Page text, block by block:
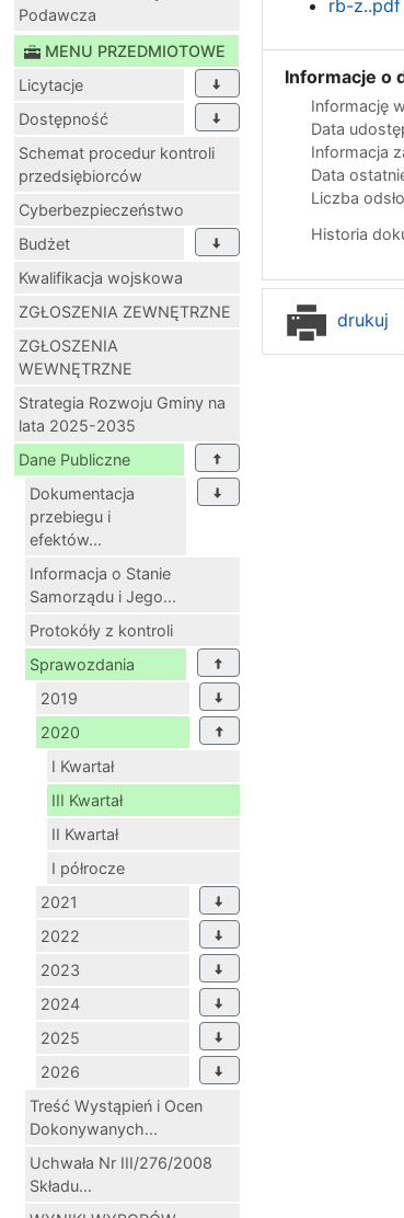
Podawcza
MENU PRZEDMIOTOWE
Licytacje
Dostępność
Schemat procedur kontroli
przedsiębiorców
Cyberbezpieczeństwo
Budżet
Kwalifikacja wojskowa
ZGŁOSZENIA ZEWNĘTRZNE
ZGŁOSZENIA
WEWNĘTRZNE
Strategia Rozwoju Gminy na
lata 2025-2035
Dane Publiczne
Dokumentacja
przebiegu i
efektów...
Informacja o Stanie
Samorządu i Jego...
Protokóły z kontroli
Sprawozdania
2019
2020
I Kwartał
III Kwartał
II Kwartał
I półrocze
2021
2022
2023
2024
2025
2026
Treść Wystąpień i Ocen
Dokonywanych...
Uchwała Nr III/276/2008
Składu...
rb-z..pdf
Informacje o
Informację
Data
Informacja
Data
Liczba
Historia
drukuj